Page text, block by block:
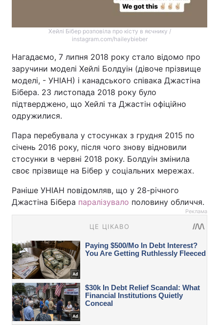
Хейлі Бібер розповіла про кісту в яєчнику /
instagram.com/haileybieber
Нагадаємо, 7 липня 2018 року стало відомо про
заручини моделі Хейлі Болдуін (дівоче прізвище
моделі, - УНІАН) і канадського співака Джастіна
Бібера. 23 листопада 2018 року було
підтверджено, що Хейлі та Джастін офіційно
одружилися.
Пара перебувала у стосунках з грудня 2015 по
січень 2016 року, після чого знову відновили
стосунки в червні 2018 року. Болдуін змінила
своє прізвище на Бібер у соціальних мережах.
Раніше УНІАН повідомляв, що у 28-річного
Джастіна Бібера паралізувало половину обличчя.
Реклама